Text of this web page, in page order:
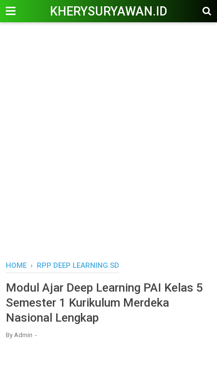
KHERYSURYAWAN.ID
HOME › RPP DEEP LEARNING SD
Modul Ajar Deep Learning PAI Kelas 5
Semester 1 Kurikulum Merdeka
Nasional Lengkap
By Admin